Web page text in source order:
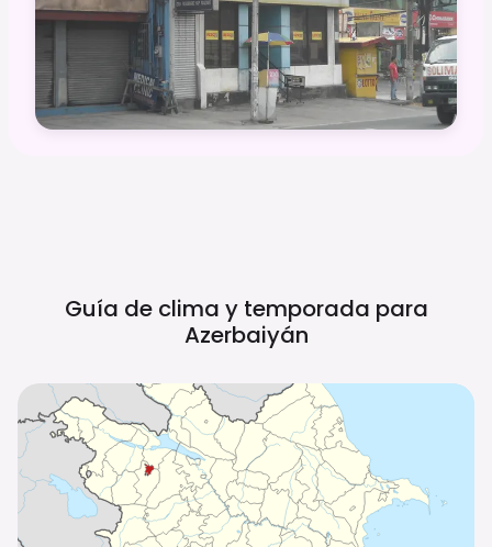
Guía de clima y temporada para
Azerbaiyán